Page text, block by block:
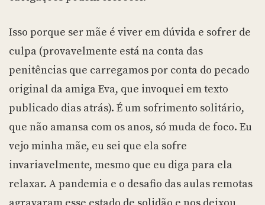
Isso porque ser mãe é viver em dúvida e sofrer de
culpa (provavelmente está na conta das
penitências que carregamos por conta do pecado
original da amiga Eva, que invoquei em texto
publicado dias atrás). É um sofrimento solitário,
que não amansa com os anos, só muda de foco. Eu
vejo minha mãe, eu sei que ela sofre
invariavelmente, mesmo que eu diga para ela
relaxar. A pandemia e o desafio das aulas remotas